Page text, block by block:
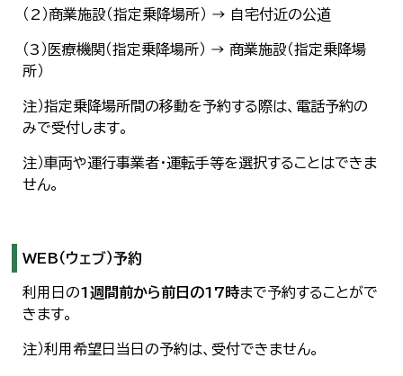
（2）商業施設（指定乗降場所） → 自宅付近の公道
（3）医療機関（指定乗降場所） → 商業施設（指定乗降場
所）
注）指定乗降場所間の移動を予約する際は、電話予約の
みで受付します。
注）車両や運行事業者・運転手等を選択することはできま
せん。
WEB（ウェブ）予約
利用日の1週間前から前日の17時まで予約することがで
きます。
注）利用希望日当日の予約は、受付できません。